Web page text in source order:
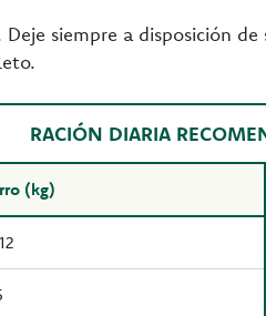
siempre a disposición de
RACIÓN DIARIA
(kg)